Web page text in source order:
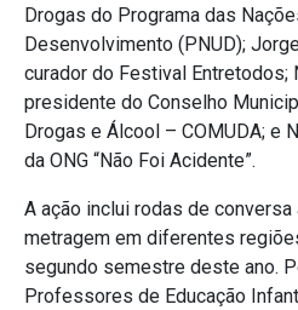
Drogas do Programa das
Desenvolvimento (PNUD);
curador do Festival Entretodos;
presidente do Conselho
Drogas e Álcool – COMUDA; e
da ONG “Não Foi Acidente”.
A ação inclui rodas de
metragem em diferentes
segundo semestre deste ano.
Professores de Educação